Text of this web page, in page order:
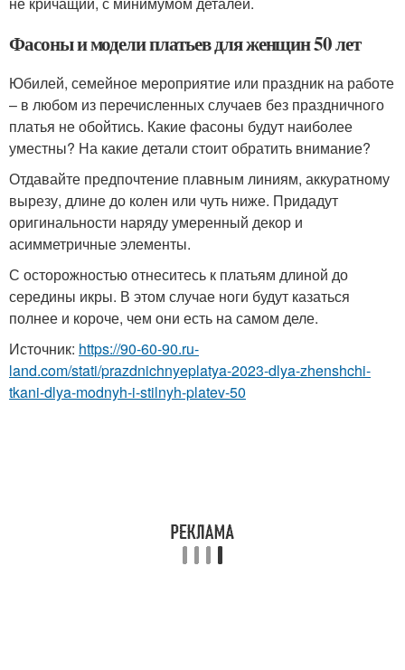
Фасоны и модели платьев для женщин 50 лет
Юбилей, семейное мероприятие или праздник на работе
– в любом из перечисленных случаев без праздничного
платья не обойтись. Какие фасоны будут наиболее
уместны? На какие детали стоит обратить внимание?
Отдавайте предпочтение плавным линиям, аккуратному
вырезу, длине до колен или чуть ниже. Придадут
оригинальности наряду умеренный декор и
асимметричные элементы.
С осторожностью отнеситесь к платьям длиной до
середины икры. В этом случае ноги будут казаться
полнее и короче, чем они есть на самом деле.
Источник: https://90-60-90.ru-
land.com/stati/prazdnichnyeplatya-2023-dlya-zhenshchi-
tkani-dlya-modnyh-i-stilnyh-platev-50